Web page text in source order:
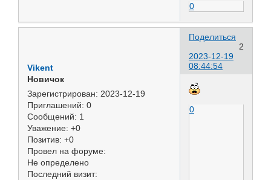
0
Поделиться
2
2023-12-19
08:44:54
Vikent
Новичок
Зарегистрирован: 2023-12-19
Приглашений: 0
Сообщений: 1
Уважение: +0
Позитив: +0
Провел на форуме:
Не определено
Последний визит:
0